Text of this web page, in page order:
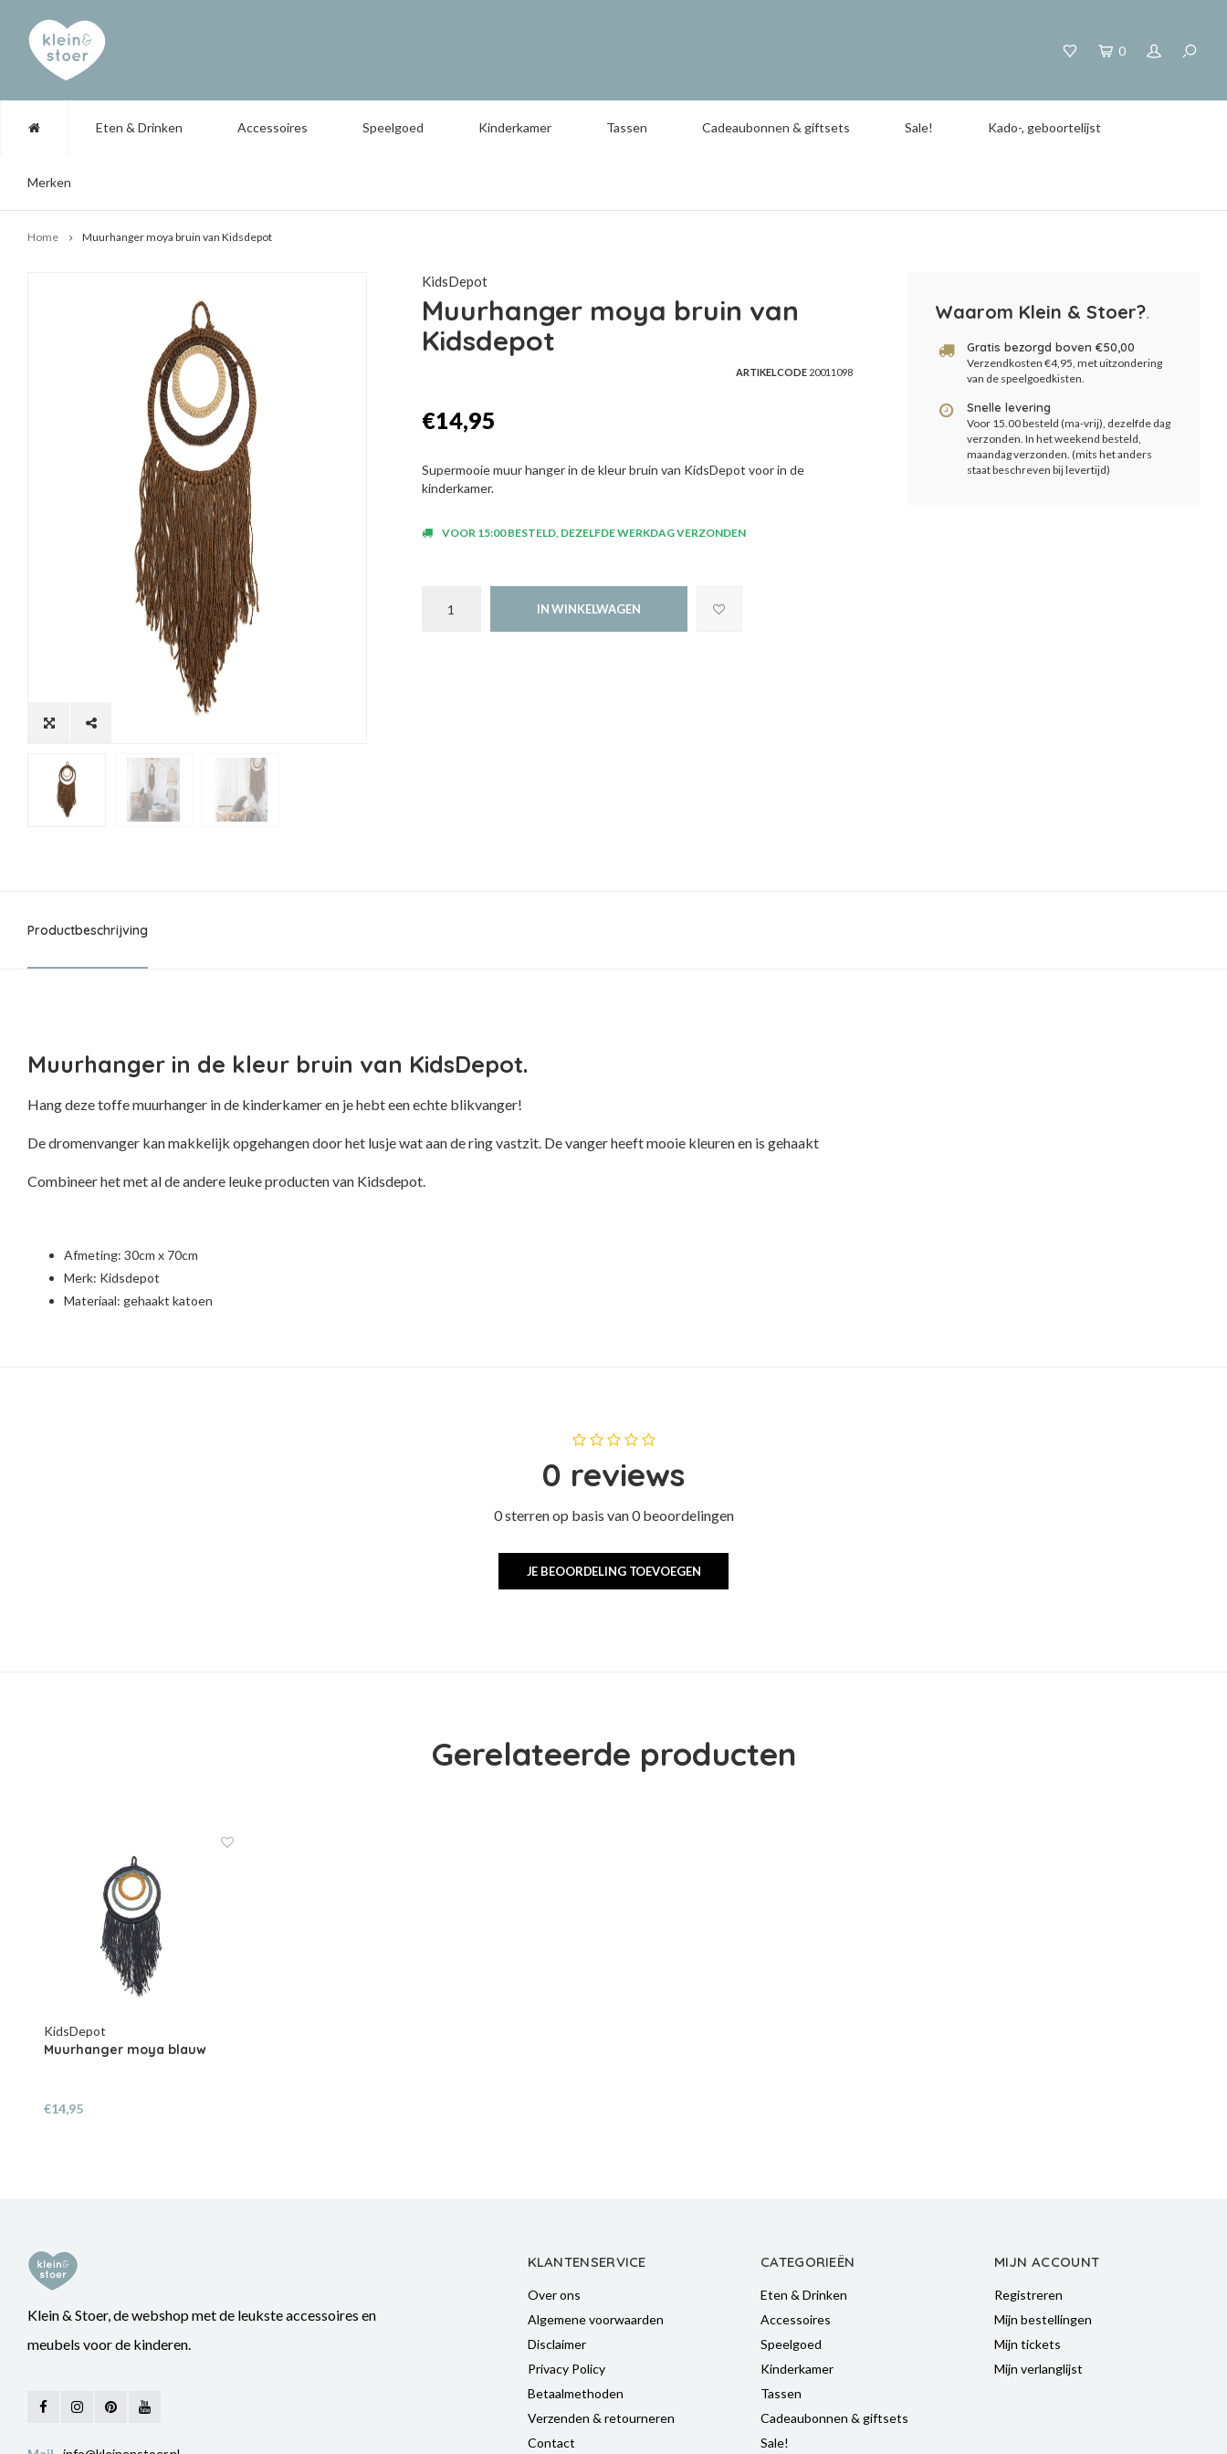
0
Eten & Drinken Accessoires Speelgoed Kinderkamer Tassen Cadeaubonnen & giftsets Sale! Kado-, geboortelijst
Merken
Home Muurhanger moya bruin van Kidsdepot
KidsDepot
Muurhanger moya bruin van
Kidsdepot
ARTIKELCODE20011098
€14,95
Supermooie muur hanger in de kleur bruin van KidsDepot voor in de
kinderkamer.
VOOR 15:00 BESTELD, DEZELFDE WERKDAG VERZONDEN
IN WINKELWAGEN
Waarom Klein & Stoer?.
Gratis bezorgd boven €50,00
Verzendkosten €4,95, met uitzondering
van de speelgoedkisten.
Snelle levering
Voor 15.00 besteld (ma-vrij), dezelfde dag
verzonden. In het weekend besteld,
maandag verzonden. (mits het anders
staat beschreven bij levertijd)
Productbeschrijving
Muurhanger in de kleur bruin van KidsDepot.
Hang deze toffe muurhanger in de kinderkamer en je hebt een echte blikvanger!
De dromenvanger kan makkelijk opgehangen door het lusje wat aan de ring vastzit. De vanger heeft mooie kleuren en is gehaakt
Combineer het met al de andere leuke producten van Kidsdepot.
Afmeting: 30cm x 70cm
Merk: Kidsdepot
Materiaal: gehaakt katoen
0 reviews
0 sterren op basis van 0 beoordelingen
JE BEOORDELING TOEVOEGEN
Gerelateerde producten
KidsDepot
Muurhanger moya blauw
€14,95
Klein & Stoer, de webshop met de leukste accessoires en
meubels voor de kinderen.
KLANTENSERVICE
Over ons
Algemene voorwaarden
Disclaimer
Privacy Policy
Betaalmethoden
Verzenden & retourneren
Contact
CATEGORIEËN
Eten & Drinken
Accessoires
Speelgoed
Kinderkamer
Tassen
Cadeaubonnen & giftsets
Sale!
MIJN ACCOUNT
Registreren
Mijn bestellingen
Mijn tickets
Mijn verlanglijst